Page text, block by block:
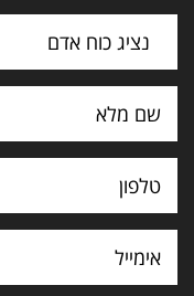
נציג כוח אדם